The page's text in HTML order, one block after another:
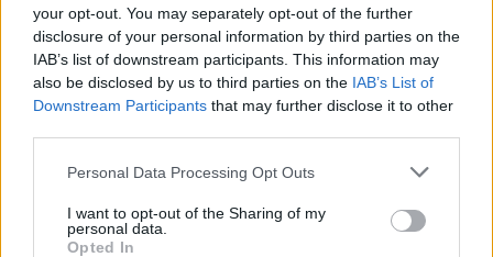
your opt-out. You may separately opt-out of the further
disclosure of your personal information by third parties on the
IAB’s list of downstream participants. This information may
also be disclosed by us to third parties on the IAB’s List of
Downstream Participants that may further disclose it to other
Personal Data Processing Opt Outs
I want to opt-out of the Sharing of my
personal data.
Opted In
Ρόδος: Πρόστιμο 73.000 ευρώ σε επιχείρηση για
παραβάσεις στον αιγιαλό